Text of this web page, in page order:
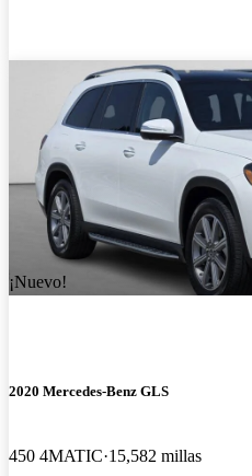
¡Nuevo!
2020 Mercedes-Benz GLS
450 4MATIC 15,582 millas